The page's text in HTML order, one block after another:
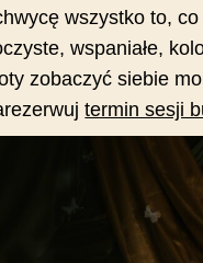
wszystko to,
wspaniałe,
zobaczyć siebie
termin sesji